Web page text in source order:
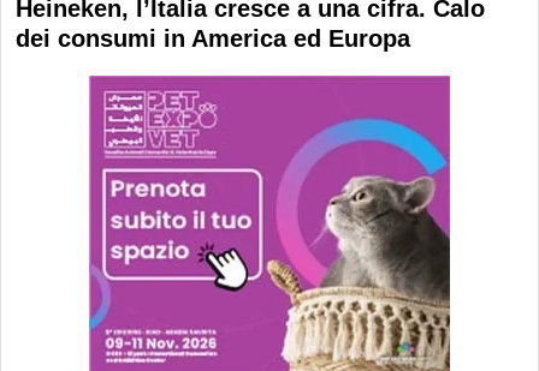
Heineken, l’Italia cresce a una cifra. Calo
dei consumi in America ed Europa